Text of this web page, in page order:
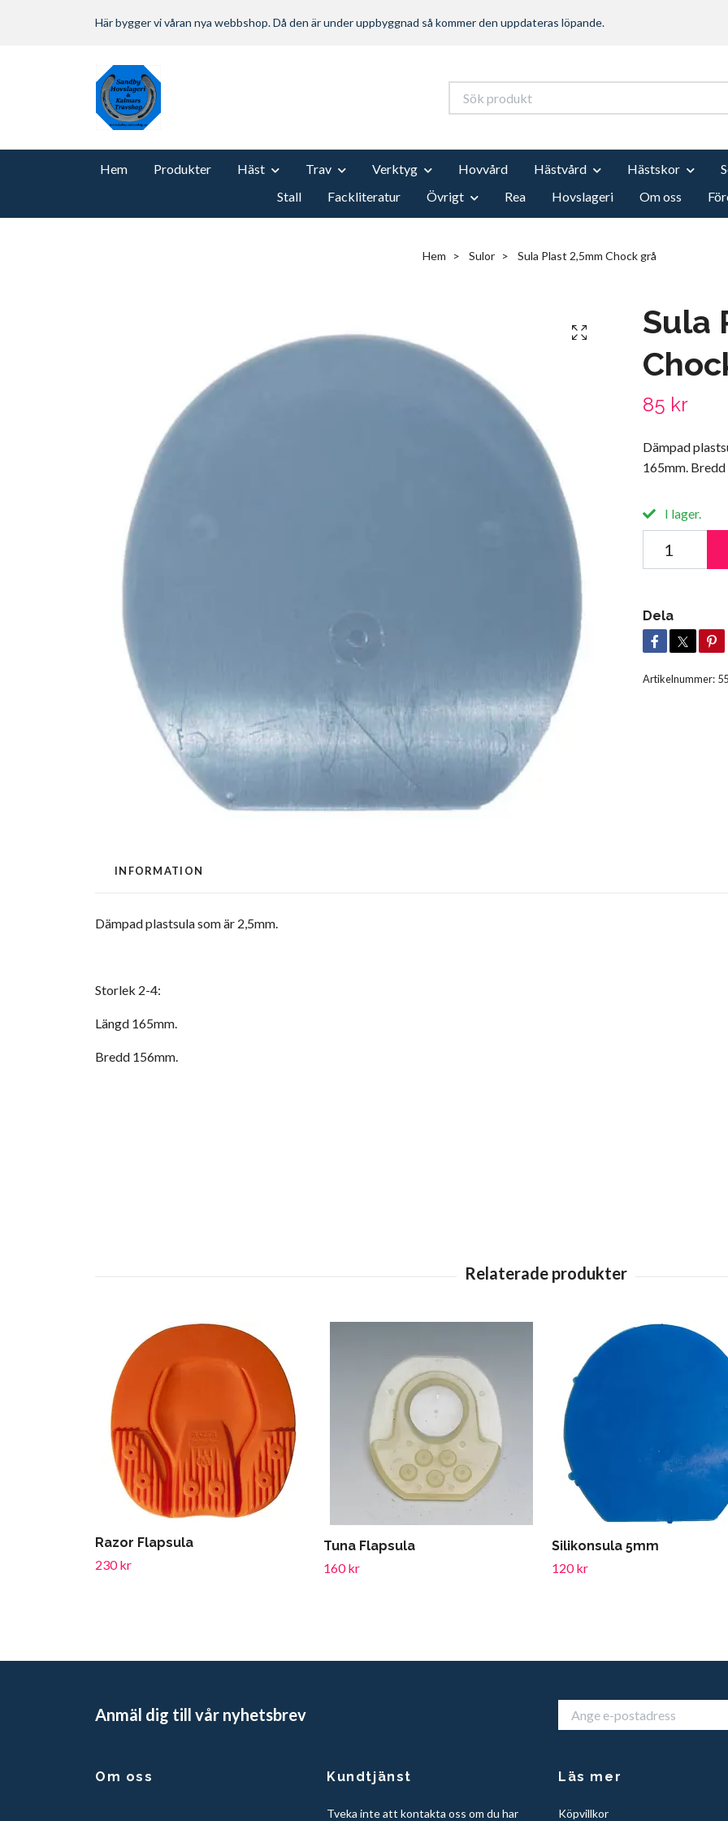
Här bygger vi våran nya webbshop. Då den är under uppbyggnad så kommer den uppdateras löpande.
Hem Produkter Häst Trav Verktyg Hovvård Hästvård Hästskor
Stall
Fackliteratur Övrigt Rea Hovslageri Om oss
Hem Sulor Sula Plast 2,5mm Chock grå
Sula
85 kr
Dämpad
165mm.
I lager.
Dela
Artikelnummer:
INFORMATION
Dämpad plastsula som är 2,5mm.
Storlek 2-4:
Längd 165mm.
Bredd 156mm.
Razor Flapsula
230 kr
Tuna Flapsula
160 kr
Silikonsula 5mm
120 kr
Anmäl dig till vår nyhetsbrev
Om oss Kundtjänst
Tveka inte att kontakta oss om du har
Läs mer
Köpvillkor